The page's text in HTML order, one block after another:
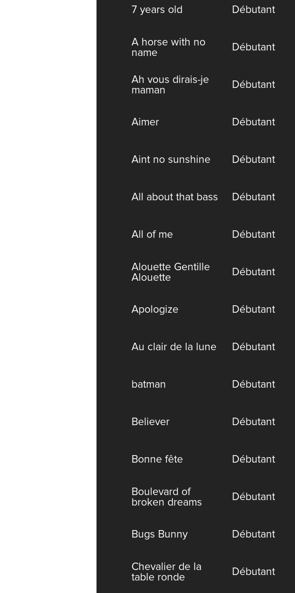
7 years old Débutant
A horse with no
name
Débutant
Ah vous dirais-je
maman
Débutant
Aimer Débutant
Aint no sunshine Débutant
All about that bass Débutant
All of me Débutant
Alouette Gentille
Alouette
Débutant
Apologize Débutant
Au clair de la lune Débutant
batman Débutant
Believer Débutant
Bonne fête Débutant
Boulevard of
broken dreams
Débutant
Bugs Bunny Débutant
Chevalier de la
table ronde
Débutant